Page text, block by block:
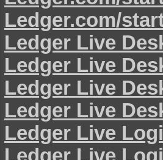
Ledger.com/
Ledger Live
Ledger Live
Ledger Live
Ledger Live
Ledger Live
Ledger Live